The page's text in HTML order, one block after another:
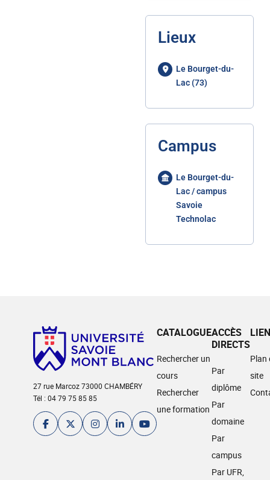
Lieux
Le Bourget-du-
Lac (73)
Campus
Le Bourget-du-
Lac / campus
Savoie
Technolac
27 rue Marcoz 73000 CHAMBÉRY
Tél : 04 79 75 85 85
CATALOGUE
Rechercher un
cours
Rechercher
une formation
ACCÈS
DIRECTS
Par
diplôme
Par
domaine
Par
campus
Par UFR,
Plan
site